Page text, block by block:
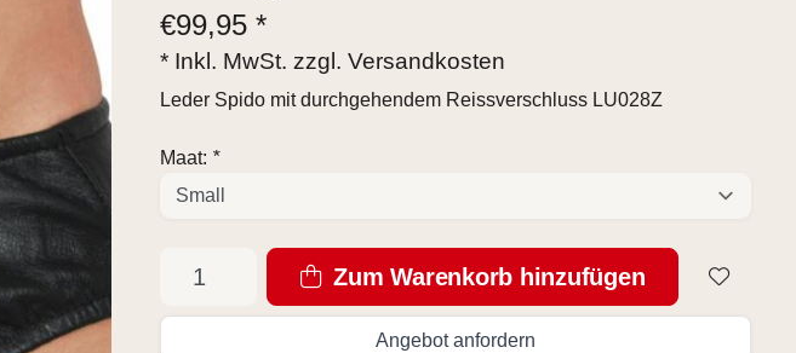
€99,95 *
* Inkl. MwSt. zzgl.Versandkosten
Leder Spido mit durchgehendem Reissverschluss LU028Z
Maat: *
Zum Warenkorb hinzufügen
Angebot anfordern